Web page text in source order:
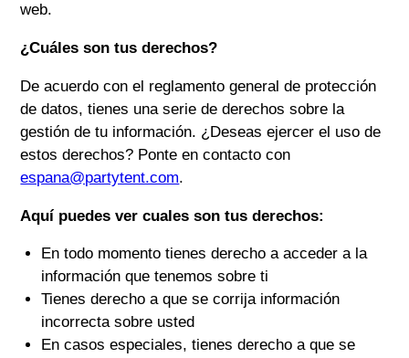
web.
¿Cuáles son tus derechos?
De acuerdo con el reglamento general de protección
de datos, tienes una serie de derechos sobre la
gestión de tu información. ¿Deseas ejercer el uso de
estos derechos? Ponte en contacto con
espana@partytent.com.
Aquí puedes ver cuales son tus derechos:
En todo momento tienes derecho a acceder a la
información que tenemos sobre ti
Tienes derecho a que se corrija información
incorrecta sobre usted
En casos especiales, tienes derecho a que se